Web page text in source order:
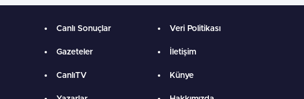
Canlı Sonuçlar
Gazeteler
CanlıTV
Veri Politikası
İletişim
Künye